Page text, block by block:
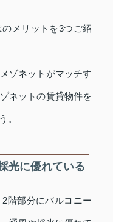
メリットを3つご紹
ゾネットがマッチす
ネットの賃貸物件を
。
光に優れている
階部分にバルコニー